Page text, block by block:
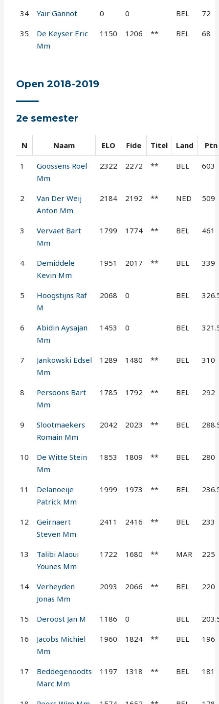
34 Yair Gannot 0 0 BEL 72
35
De Keyser Eric
Mm
1150 1206 ** BEL 68
Open 2018-2019
2e semester
N Naam ELO Fide Titel Land Ptn
1
Goossens Roel
Mm
2322 2272 ** BEL 603
2
Van Der Weij
Anton Mm
2184 2192 ** NED 509
3
Vervaet Bart
Mm
1799 1774 ** BEL 461
4
Demiddele
Kevin Mm
1951 2017 ** BEL 339
5
Hoogstijns Raf
M
2068 0 BEL
6
Abidin Aysajan
Mm
1453 0 BEL
7
Jankowski Edsel
Mm
1289 1480 ** BEL 310
8
Persoons Bart
Mm
1785 1792 ** BEL 292
9
Slootmaekers
Romain Mm
2042 2023 ** BEL
10
De Witte Stein
Mm
1853 1809 ** BEL 280
11
Delanoeije
Patrick Mm
1999 1973 ** BEL
12
Geirnaert
Steven Mm
2411 2416 ** BEL 233
13
Talibi Alaoui
Younes Mm
1722 1680 ** MAR 225
14
Verheyden
Jonas Mm
2093 2066 ** BEL 220
15 Deroost Jan M 1186 0 BEL
16
Jacobs Michiel
Mm
1960 1824 ** BEL 196
17
Beddegenoodts
Marc Mm
1197 1318 ** BEL 181